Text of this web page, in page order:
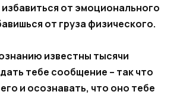
от эмоционального
от груза физического.
известны тысячи
тебе сообщение – так что
и осознавать, что оно тебе